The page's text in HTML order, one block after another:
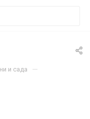
и сада —